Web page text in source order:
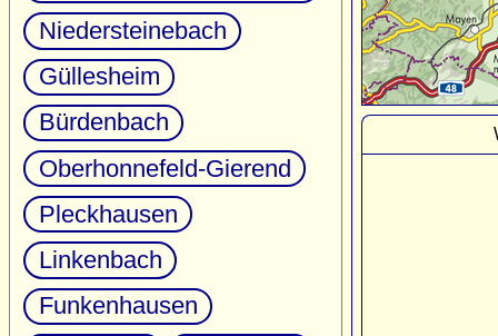
Niedersteinebach
Güllesheim
Bürdenbach
Oberhonnefeld-Gierend
Pleckhausen
Linkenbach
Funkenhausen